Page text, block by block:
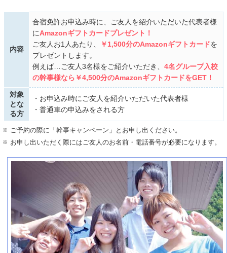
内容
合宿免許お申込み時に、ご友人を紹介いただいた代表者様
にAmazonギフトカードプレゼント！
ご友人お1人あたり、
￥1,500分のAmazonギフトカードを
プレゼントします。
例えば…ご友人3名様をご紹介いただき、 4名グループ入校
の幹事様なら￥4,500分のAmazonギフトカードをGET！
対象
とな
る方
お申込み時にご友人を紹介いただいた代表者様
普通車の申込みをされる方
ご予約の際に「幹事キャンペーン」とお申し出ください。
お申し出いただく際にはご友人のお名前・電話番号が必要になります。